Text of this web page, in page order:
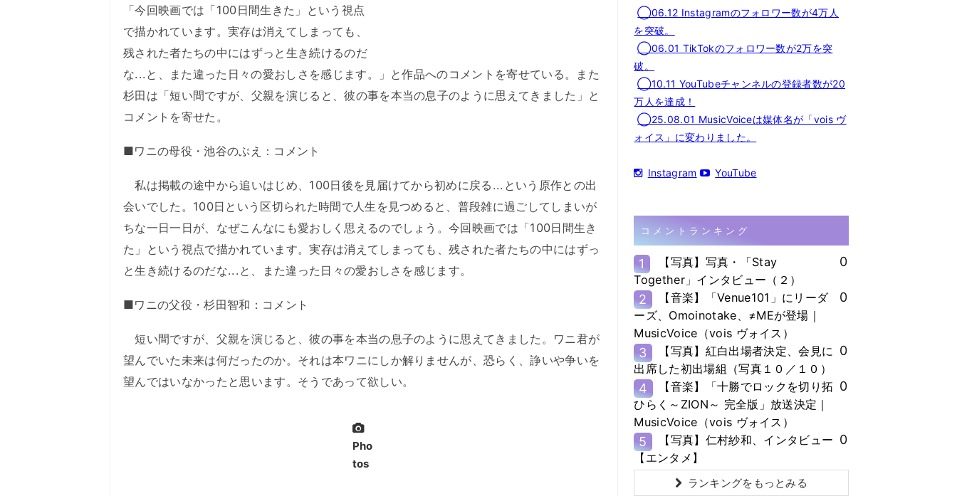
「今回映画では「100日間生きた」という視点
で描かれています。実存は消えてしまっても、
残された者たちの中にはずっと生き続けるのだ
な...と、また違った日々の愛おしさを感じます。」と作品へのコメントを寄せている。また
杉田は「短い間ですが、父親を演じると、彼の事を本当の息子のように思えてきました」と
コメントを寄せた。
■ワニの母役・池谷のぶえ：コメント
私は掲載の途中から追いはじめ、100日後を見届けてから初めに戻る...という原作との出
会いでした。100日という区切られた時間で人生を見つめると、普段雑に過ごしてしまいが
ちな一日一日が、なぜこんなにも愛おしく思えるのでしょう。今回映画では「100日間生き
た」という視点で描かれています。実存は消えてしまっても、残された者たちの中にはずっ
と生き続けるのだな...と、また違った日々の愛おしさを感じます。
■ワニの父役・杉田智和：コメント
短い間ですが、父親を演じると、彼の事を本当の息子のように思えてきました。ワニ君が
望んでいた未来は何だったのか。それは本ワニにしか解りませんが、恐らく、諍いや争いを
望んではいなかったと思います。そうであって欲しい。
Pho
tos
◯06.12 Instagramのフォロワー数が4万人
を突破。
◯06.01 TikTokのフォロワー数が2万を突
破。
◯10.11 YouTubeチャンネルの登録者数が20
万人を達成！
◯25.08.01 MusicVoiceは媒体名が「vois ヴ
ォイス」に変わりました。
Instagram YouTube
コメントランキング
1
【写真】写真・「Stay
Together」インタビュー（２）
0
2
【音楽】「Venue101」にリーダ
ーズ、Omoinotake、≠MEが登場｜
MusicVoice（vois ヴォイス）
0
3
【写真】紅白出場者決定、会見に
出席した初出場組（写真１０／１０）
0
4
【音楽】「十勝でロックを切り拓
ひらく～ZION～ 完全版」放送決定｜
MusicVoice（vois ヴォイス）
0
5
【写真】仁村紗和、インタビュー
【エンタメ】
0
ランキングをもっとみる